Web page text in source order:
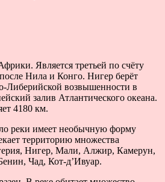
Является третьей по счёту
Нила и Конго. Нигер берёт
Либерийской возвышенности в
залив Атлантического океана.
4180 км.
реки имеет необычную форму
территорию множества
Нигер, Мали, Алжир, Камерун,
Чад, Кот-д’Ивуар.